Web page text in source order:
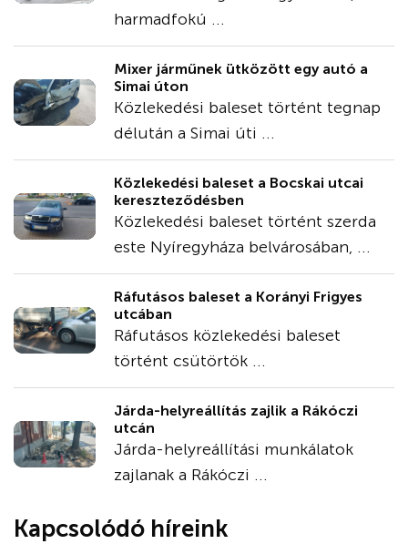
harmadfokú ...
Mixer járműnek ütközött egy autó a
Simai úton
Közlekedési baleset történt tegnap
délután a Simai úti ...
Közlekedési baleset a Bocskai utcai
kereszteződésben
Közlekedési baleset történt szerda
este Nyíregyháza belvárosában, ...
Ráfutásos baleset a Korányi Frigyes
utcában
Ráfutásos közlekedési baleset
történt csütörtök ...
Járda-helyreállítás zajlik a Rákóczi
utcán
Járda-helyreállítási munkálatok
zajlanak a Rákóczi ...
Kapcsolódó híreink